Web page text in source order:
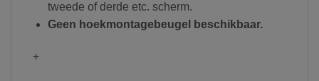
tweede of derde etc. scherm.
Geen hoekmontagebeugel beschikbaar.
+